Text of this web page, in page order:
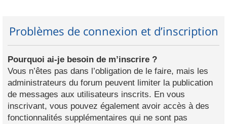
Problèmes de connexion et d’inscription
Pourquoi ai-je besoin de m’inscrire ?
Vous n’êtes pas dans l’obligation de le faire, mais les
administrateurs du forum peuvent limiter la publication
de messages aux utilisateurs inscrits. En vous
inscrivant, vous pouvez également avoir accès à des
fonctionnalités supplémentaires qui ne sont pas